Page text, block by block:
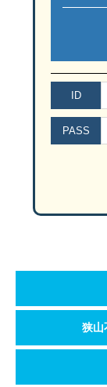
ID
PASS
狭山